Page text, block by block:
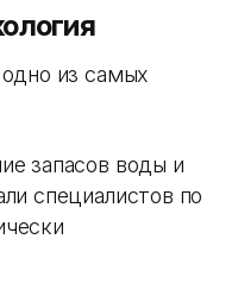
из самых
запасов воды и
специалистов по